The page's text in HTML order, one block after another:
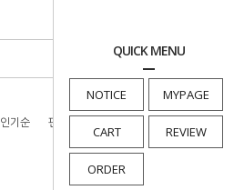
QUICK MENU
NOTICE MYPAGE
CART REVIEW
ORDER
인기순 판매순